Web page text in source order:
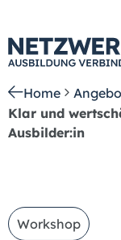
Home
Klar und
Ausbilder:in
Workshop